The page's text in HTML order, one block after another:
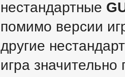
нестандартные
помимо версии
другие
игра